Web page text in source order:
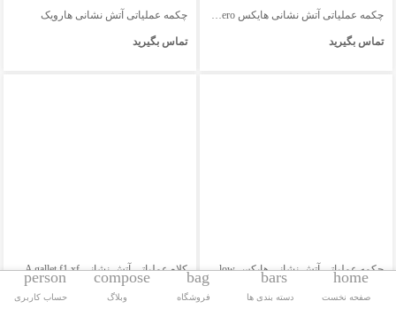
home
صفحه نخست
bars
دسته بندی ها
bag
فروشگاه
compose
وبلاگ
person
حساب کاربری
چکمه عملیاتی آتش نشانی هایکس Fire Hero
تماس بگیرید
چکمه عملیاتی آتش نشانی هارویک
تماس بگیرید
چکمه عملیاتی آتش نشانی هایکس Fireman Yellow
تماس بگیرید
کلاه عملیاتی آتش نشانی MSA gallet f1 xf
تماس بگیرید